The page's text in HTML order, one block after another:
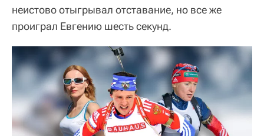
неистово отыгрывал отставание, но все же
проиграл Евгению шесть секунд.